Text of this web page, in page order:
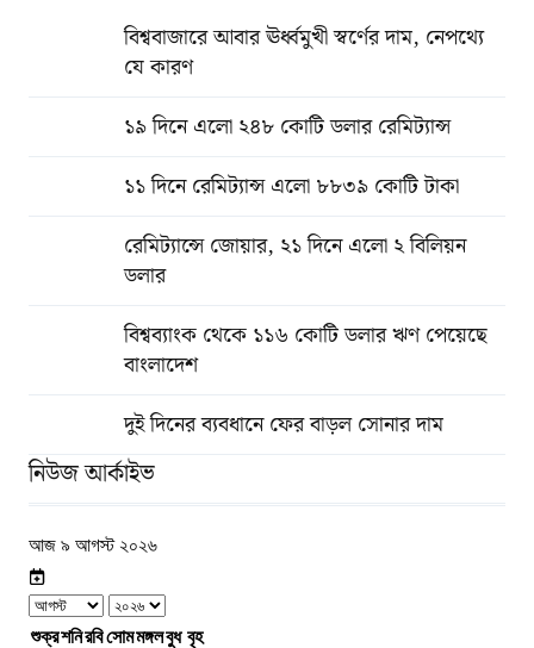
বিশ্ববাজারে আবার ঊর্ধ্বমুখী স্বর্ণের দাম, নেপথ্যে
যে কারণ
১৯ দিনে এলো ২৪৮ কোটি ডলার রেমিট্যান্স
১১ দিনে রেমিট্যান্স এলো ৮৮৩৯ কোটি টাকা
রেমিট্যান্সে জোয়ার, ২১ দিনে এলো ২ বিলিয়ন
ডলার
বিশ্বব্যাংক থেকে ১১৬ কোটি ডলার ঋণ পেয়েছে
বাংলাদেশ
দুই দিনের ব্যবধানে ফের বাড়ল সোনার দাম
নিউজ আর্কাইভ
আজ ৯ আগস্ট ২০২৬
শুক্রশনিরবিসোমমঙ্গলবুধ বৃহ